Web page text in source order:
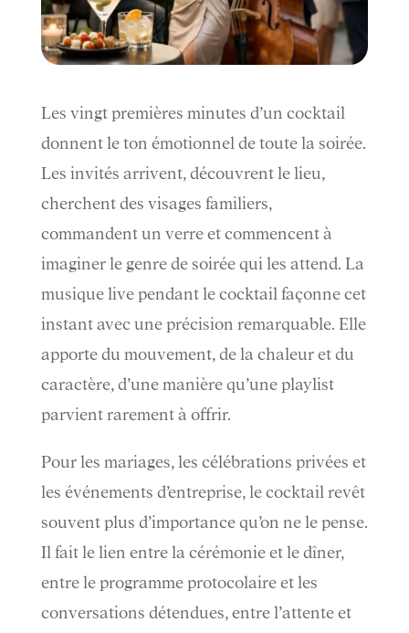
Les vingt premières minutes d’un cocktail
donnent le ton émotionnel de toute la soirée.
Les invités arrivent, découvrent le lieu,
cherchent des visages familiers,
commandent un verre et commencent à
imaginer le genre de soirée qui les attend. La
musique live pendant le cocktail façonne cet
instant avec une précision remarquable. Elle
apporte du mouvement, de la chaleur et du
caractère, d’une manière qu’une playlist
parvient rarement à offrir.
Pour les mariages, les célébrations privées et
les événements d’entreprise, le cocktail revêt
souvent plus d’importance qu’on ne le pense.
Il fait le lien entre la cérémonie et le dîner,
entre le programme protocolaire et les
conversations détendues, entre l’attente et